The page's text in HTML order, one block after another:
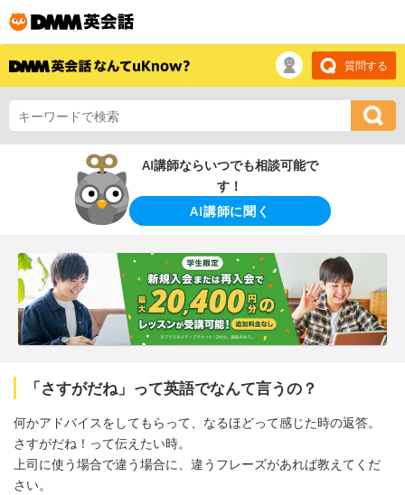
質問する
AI講師ならいつでも相談可能で
す！
AI講師に聞く
「さすがだね」って英語でなんて言うの？
何かアドバイスをしてもらって、なるほどって感じた時の返答。
さすがだね！って伝えたい時。
上司に使う場合で違う場合に、違うフレーズがあれば教えてくだ
さい。